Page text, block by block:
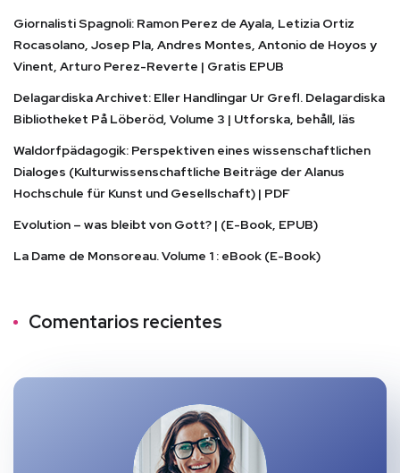
Giornalisti Spagnoli: Ramon Perez de Ayala, Letizia Ortiz
Rocasolano, Josep Pla, Andres Montes, Antonio de Hoyos y
Vinent, Arturo Perez-Reverte | Gratis EPUB
Delagardiska Archivet: Eller Handlingar Ur Grefl. Delagardiska
Bibliotheket På Löberöd, Volume 3 | Utforska, behåll, läs
Waldorfpädagogik: Perspektiven eines wissenschaftlichen
Dialoges (Kulturwissenschaftliche Beiträge der Alanus
Hochschule für Kunst und Gesellschaft) | PDF
Evolution – was bleibt von Gott? | (E-Book, EPUB)
La Dame de Monsoreau. Volume 1 : eBook (E-Book)
Comentarios recientes